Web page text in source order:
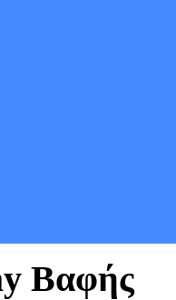
Βαφής